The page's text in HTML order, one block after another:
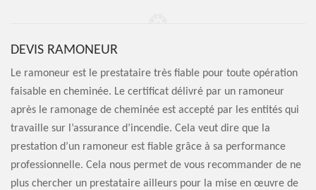
DEVIS RAMONEUR
Le ramoneur est le prestataire très fiable pour toute opération
faisable en cheminée. Le certificat délivré par un ramoneur
après le ramonage de cheminée est accepté par les entités qui
travaille sur l’assurance d’incendie. Cela veut dire que la
prestation d’un ramoneur est fiable grâce à sa performance
professionnelle. Cela nous permet de vous recommander de ne
plus chercher un prestataire ailleurs pour la mise en œuvre de